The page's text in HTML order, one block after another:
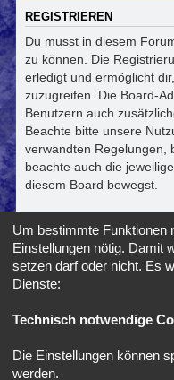
REGISTRIEREN
Du musst in diesem
zu können. Die
erledigt und ermöglicht
zuzugreifen. Die Board-
Benutzern auch
Beachte bitte unsere
verwandten Regelungen,
beachte auch die
diesem Board bewegst.
Nutzungsbedingungen
Registrieren
*SE
Um bestimmte Funktionen
Einstellungen nötig. Damit
setzen darf oder nicht. Es
Dienste:
Technisch notwendige
Die Einstellungen können
werden.